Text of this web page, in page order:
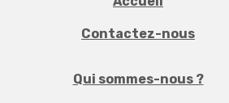
Contactez-nous
Qui sommes-nous ?